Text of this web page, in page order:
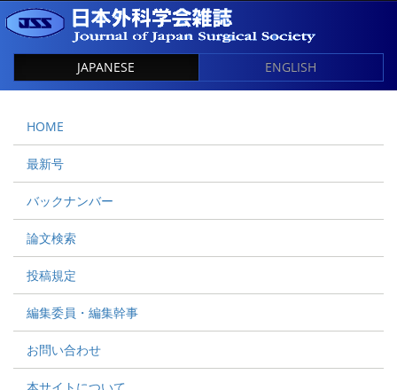
JAPANESE ENGLISH
HOME
最新号
バックナンバー
論文検索
投稿規定
編集委員・編集幹事
お問い合わせ